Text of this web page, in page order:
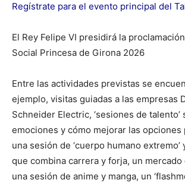
Regístrate para el evento principal del
El Rey Felipe VI presidirá la
Social Princesa de Girona 2026
Entre las actividades previstas se
ejemplo, visitas guiadas a las empresas
Schneider Electric, ‘sesiones de
emociones y cómo mejorar las opciones
una sesión de ‘cuerpo humano
que combina carrera y forja, un
una sesión de anime y manga, un